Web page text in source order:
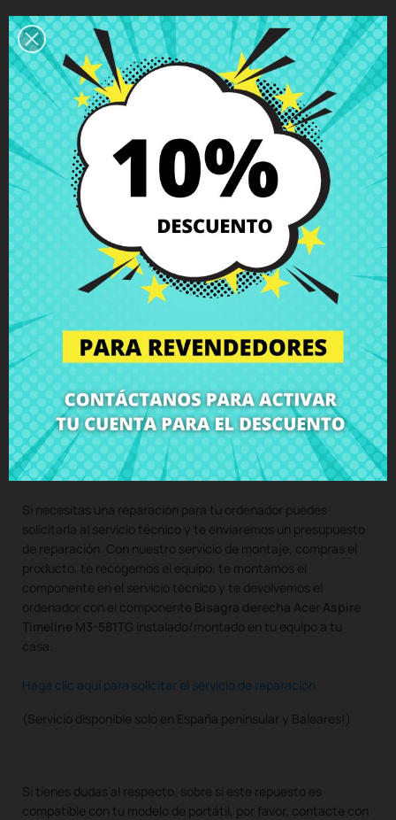
Descripción
Detalles del producto
Grados
Comentarios
Bisagra derecha Acer Aspire Timeline
M3-581TG
con tornillos incluidos
CompraBisagra derecha Acer Aspire Timeline M3-581TGal
mejor precio en CRParts - PRODUCTO USADO ORIGINAL -
disponible también con nuestro servicio de montaje.
Si necesitas una reparación para tu ordenador puedes
solicitarla al servicio técnico y te enviaremos un presupuesto
de reparación. Con nuestro servicio de montaje, compras el
producto, te recogemos el equipo, te montamos el
componente en el servicio técnico y te devolvemos el
ordenador con el componente Bisagra derecha Acer Aspire
Timeline M3-581TG instalado/montado en tu equipo a tu
casa.
Haga clic aquí para solicitar el servicio de reparación
(Servicio disponible solo en España peninsular y Baleares!)
Si tienes dudas al respecto, sobre si este repuesto es
compatible con tu modelo de portátil, por favor, contacte con